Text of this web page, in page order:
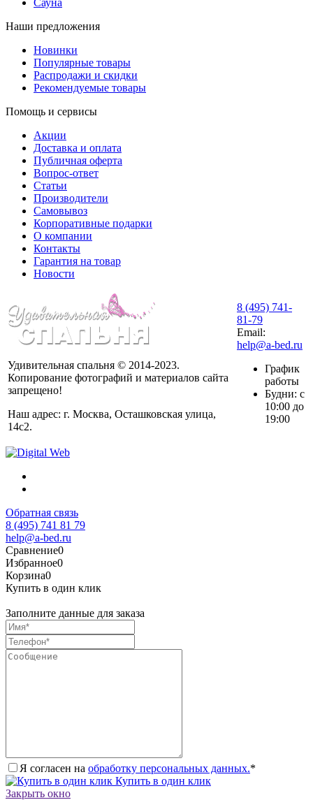
Сауна
Наши предложения
Новинки
Популярные товары
Распродажи и скидки
Рекомендуемые товары
Помощь и сервисы
Акции
Доставка и оплата
Публичная оферта
Вопрос-ответ
Статьи
Производители
Самовывоз
Корпоративные подарки
О компании
Контакты
Гарантия на товар
Новости
Удивительная спальня © 2014-2023.
Копирование фотографий и материалов сайта
запрещено!
Наш адрес: г. Москва, Осташковская улица,
14с2.
8 (495) 741-
81-79
Email:
help@a-bed.ru
График
работы
Будни: с
10:00 до
19:00
Обратная связь
8 (495) 741 81 79
help@a-bed.ru
Сравнение0
Избранное0
Корзина0
Купить в один клик
Заполните данные для заказа
Я согласен на обработку персональных данных.*
Купить в один клик
Закрыть окно